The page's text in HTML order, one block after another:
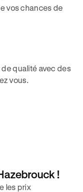
vos chances de
qualité avec des
vous.
!
les prix